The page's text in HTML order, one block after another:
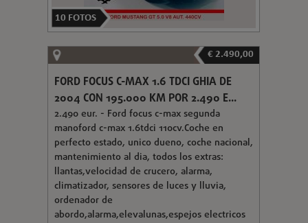
10 FOTOS
€ 2.490,00
FORD FOCUS C-MAX 1.6 TDCI GHIA DE
2004 CON 195.000 KM POR 2.490 E...
2.490 eur. - Ford focus c-max segunda
manoford c-max 1.6tdci 110cv.Coche en
perfecto estado, unico dueno, coche nacional,
mantenimiento al dia, todos los extras:
llantas,velocidad de crucero, alarma,
climatizador, sensores de luces y lluvia,
ordenador de
abordo,alarma,elevalunas,espejos electricos